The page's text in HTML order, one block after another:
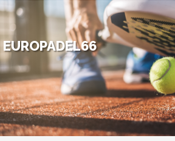
EUROPADEL66